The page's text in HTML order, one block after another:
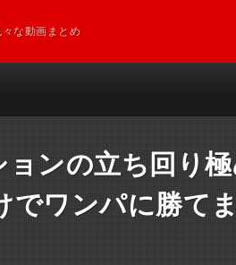
な動画まとめ
ョンの立ち回り
でワンパに勝て